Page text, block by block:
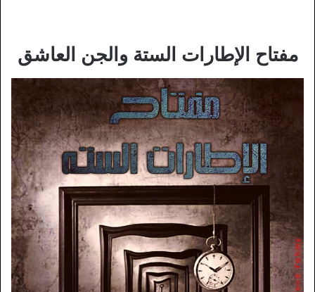
مفتاح الإطارات الستة والجن العاشق